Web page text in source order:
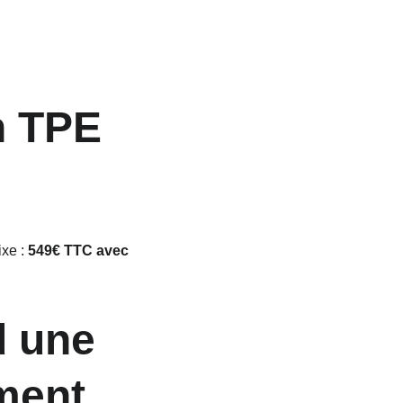
: 549€ TTC avec